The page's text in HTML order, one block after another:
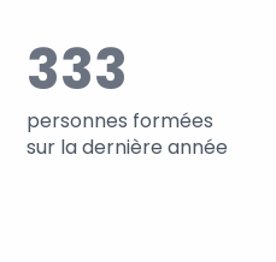
333
personnes formées
sur la dernière année